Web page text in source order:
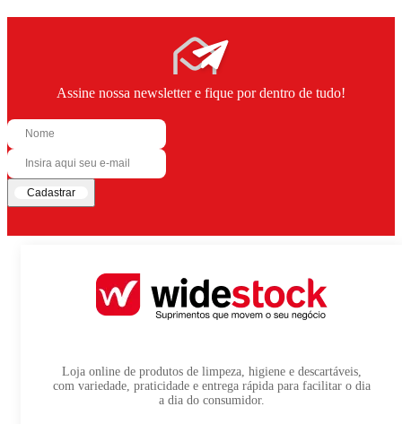
Assine nossa newsletter e fique por dentro de tudo!
Cadastrar
Loja online de produtos de limpeza, higiene e descartáveis,
com variedade, praticidade e entrega rápida para facilitar o dia
a dia do consumidor.